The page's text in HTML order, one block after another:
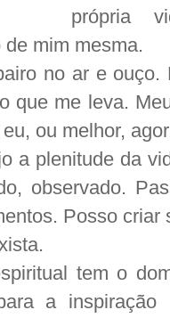
própria
mim mesma.
no ar e
que me leva.
ou melhor,
a plenitude da
observado.
Posso
tem o
a